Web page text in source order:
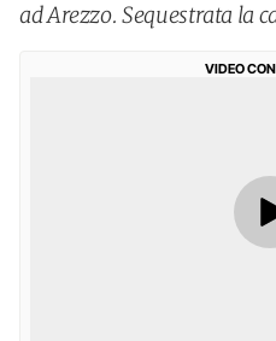
ad Arezzo. Sequestrata la
VIDEO